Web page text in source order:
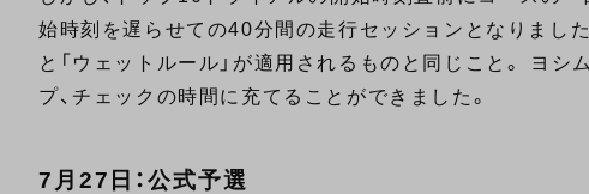
始時刻を遅らせての40分間の走行セッションとなりまし
と「ウェットルール」が適用されるものと同じこと。 ヨ
プ、チェックの時間に充てることができました。
7月27日：公式予選